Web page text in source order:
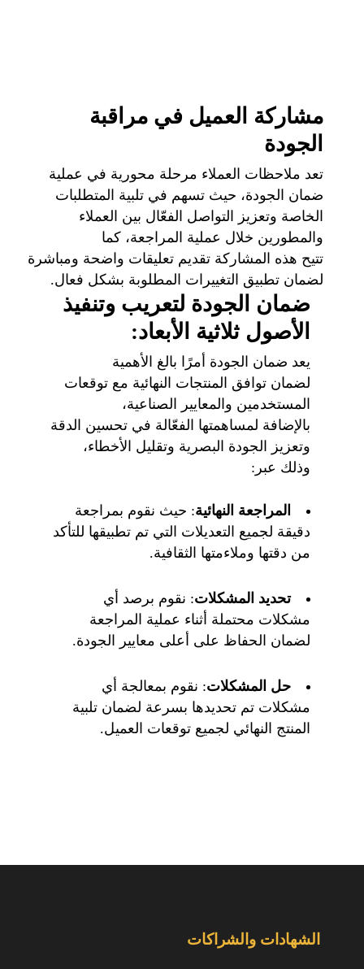
مشاركة العميل في مراقبة
الجودة
تعد ملاحظات العملاء مرحلة محورية في عملية
ضمان الجودة، حيث تسهم في تلبية المتطلبات
الخاصة وتعزيز التواصل الفعّال بين العملاء
والمطورين خلال عملية المراجعة، كما
تتيح هذه المشاركة تقديم تعليقات واضحة ومباشرة
لضمان تطبيق التغييرات المطلوبة بشكل فعال.
ضمان الجودة لتعريب وتنفيذ
الأصول ثلاثية الأبعاد:
يعد ضمان الجودة أمرًا بالغ الأهمية
لضمان توافق المنتجات النهائية مع توقعات
المستخدمين والمعايير الصناعية،
بالإضافة لمساهمتها الفعّالة في تحسين الدقة
وتعزيز الجودة البصرية وتقليل الأخطاء،
وذلك عبر:
المراجعة النهائية: حيث نقوم بمراجعة
دقيقة لجميع التعديلات التي تم تطبيقها للتأكد
من دقتها وملاءمتها الثقافية.
تحديد المشكلات: نقوم برصد أي
مشكلات محتملة أثناء عملية المراجعة
لضمان الحفاظ على أعلى معايير الجودة.
حل المشكلات: نقوم بمعالجة أي
مشكلات تم تحديدها بسرعة لضمان تلبية
المنتج النهائي لجميع توقعات العميل.
الشهادات والشراكات